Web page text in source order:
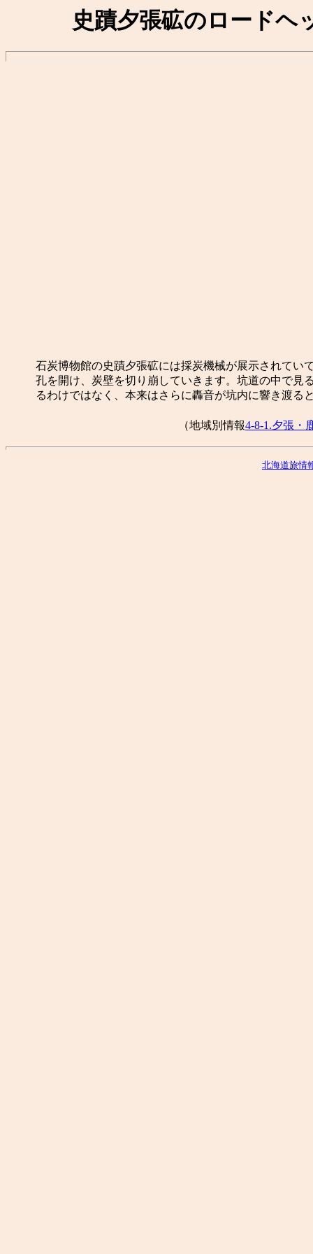
史蹟夕張砿のロードヘ
石炭博物館の史蹟夕張砿には採炭機械が展示されてい
孔を開け、炭壁を切り崩していきます。坑道の中で見
るわけではなく、本来はさらに轟音が坑内に響き渡る
（地域別情報4-8-1.夕張・
北海道旅情